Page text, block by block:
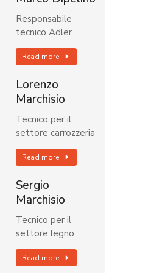
Responsabile
tecnico Adler
Read more
Lorenzo
Marchisio
Tecnico per il
settore carrozzeria
Read more
Sergio
Marchisio
Tecnico per il
settore legno
Read more